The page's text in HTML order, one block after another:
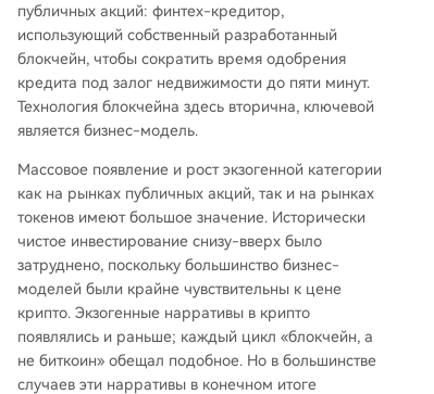
публичных акций: финтех-кредитор,
использующий собственный разработанный
блокчейн, чтобы сократить время одобрения
кредита под залог недвижимости до пяти минут.
Технология блокчейна здесь вторична, ключевой
является бизнес-модель.
Массовое появление и рост экзогенной категории
как на рынках публичных акций, так и на рынках
токенов имеют большое значение. Исторически
чистое инвестирование снизу-вверх было
затруднено, поскольку большинство бизнес-
моделей были крайне чувствительны к цене
крипто. Экзогенные нарративы в крипто
появлялись и раньше; каждый цикл «блокчейн, а
не биткоин» обещал подобное. Но в большинстве
случаев эти нарративы в конечном итоге